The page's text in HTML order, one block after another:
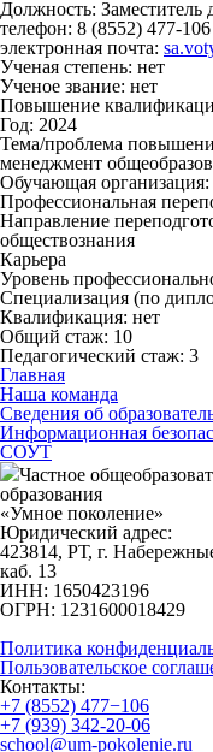
Должность:
телефон: 8 (8552) 477-106
электронная почта:
Ученая степень: нет
Ученое звание: нет
Повышение
Год: 2024
Тема/проблема
менеджмент
Обучающая
Профессиональная
Направление
обществознания
Карьера
Уровень
Специализация (по
Квалификация: нет
Общий стаж: 10
Педагогический стаж: 3
Главная
Наша команда
Сведения об
Информационная
СОУТ
Частное
образования
«Умное поколение»
Юридический адрес:
423814, РТ, г.
каб. 13
ИНН: 1650423196
ОГРН: 1231600018429
Политика
Пользовательское
Контакты:
+7 (8552) 477−106
+7 (939) 342-20-06
school@um-pokolenie.ru